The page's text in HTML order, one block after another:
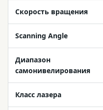
Скорость вращения
Scanning Angle
Диапазон
самонивелирования
Класс лазера